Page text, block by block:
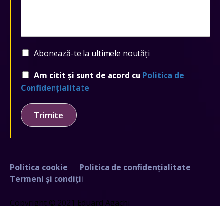
Abonează-te la ultimele noutăți
Am citit și sunt de acord cu Politica de
Confidențialitate
Trimite
Politica cookie
Politica de confidențialitate
Termeni și condiții
Copyright © 2021 Eduard Agachi